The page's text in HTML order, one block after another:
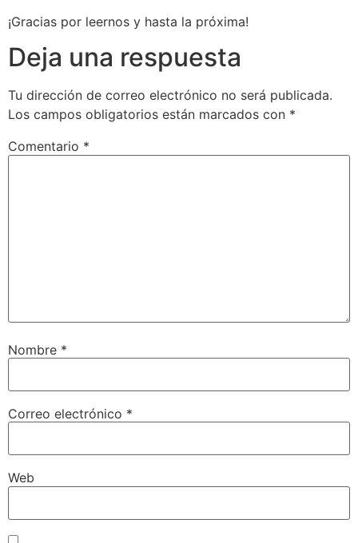
¡Gracias por leernos y hasta la próxima!
Deja una respuesta
Tu dirección de correo electrónico no será publicada.
Los campos obligatorios están marcados con *
Comentario *
Nombre *
Correo electrónico *
Web